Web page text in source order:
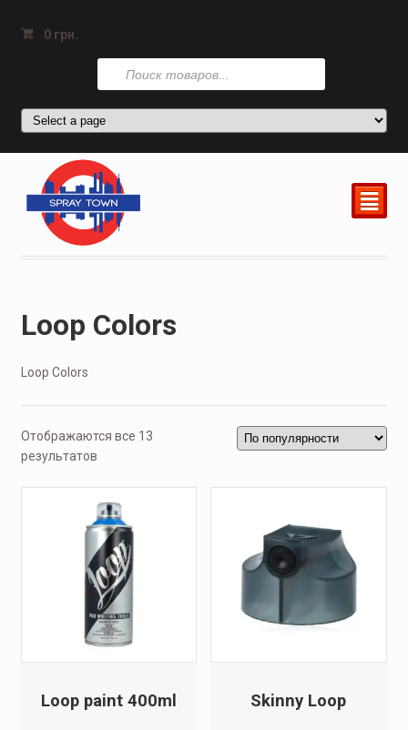
0 грн.
Поиск
товаров
²
Loop Colors
Loop Colors
Отображаются все 13
результатов
Loop paint 400ml Skinny Loop